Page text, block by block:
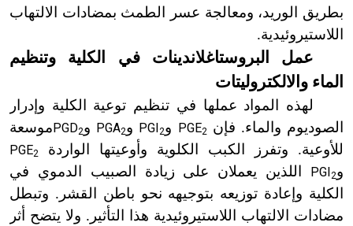
بطريق الوريد، ومعالجة عسر الطمث بمضادات الالتهاب
اللاستيروئيدية.
عمل البروستاغلاندينات في الكلية وتنظيم
الماء والالكتروليتات
لهذه المواد عملها في تنظيم توعية الكلية وإدرار
الصوديوم والماء. فإن
PGE2 و PGI 2 و PGA2 و PGD2
موسعة
للأوعية. وتفرز الكبب الكلوية وأوعيتها الواردة
PGE2
و PGI 2
اللذين يعملان على زيادة الصبيب الدموي في
الكلية وإعادة توزيعه بتوجيهه نحو باطن القشر. وتبطل
مضادات الالتهاب اللاستيروئيدية هذا التأثير. ولا يتضح أثر